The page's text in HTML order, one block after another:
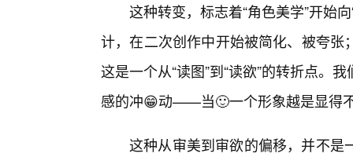
这种转变，标志着“角色美学”开始
计，在二次创作中开始被简化、被夸
这是一个从“读图”到“读欲”的转折点。
感的冲😁动——当🙂一个形象越是显得
这种从审美到审欲的偏移，并不是